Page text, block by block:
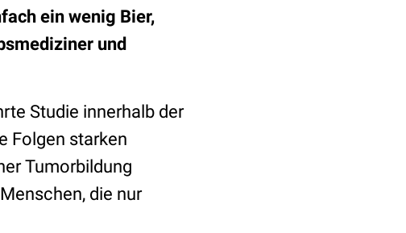
ein wenig Bier,
und
Studie innerhalb der
Folgen starken
Tumorbildung
die nur